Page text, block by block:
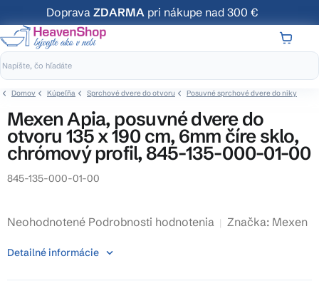
na
obsah
Doprava ZDARMA pri nákupe nad 300 €
Domov Kúpeľňa Sprchové dvere do otvoru Posuvné sprchové dvere do niky
Mexen Apia, posuvné dvere do
otvoru 135 x 190 cm, 6mm číre sklo,
chrómový profil, 845-135-000-01-00
845-135-000-01-00
Priemerné
produktu
Neohodnotené Podrobnosti hodnotenia Značka: Mexen
Detailné informácie